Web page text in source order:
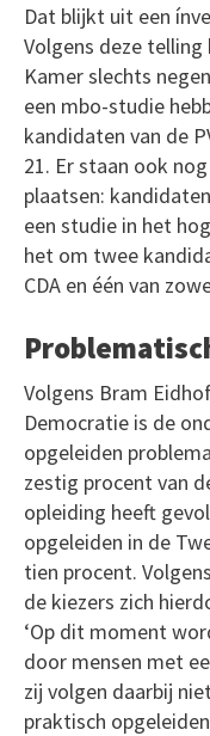
Dat blijkt uit een
Volgens deze
Kamer slechts
een mbo-studie
kandidaten van de
21. Er staan ook
plaatsen:
een studie in het
het om twee
CDA en één van
Volgens Bram
Democratie is de
opgeleiden
zestig procent van
opleiding heeft
opgeleiden in de
tien procent.
de kiezers zich
‘Op dit moment
door mensen met
zij volgen daarbij
praktisch